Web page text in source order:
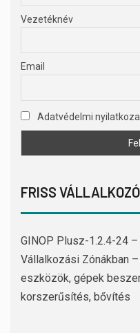
Vezetéknév
Email
Adatvédelmi
FRISS
GINOP Plusz-1.2.4-24
Vállalkozási Zónákban
eszközök, gépek
korszerűsítés, bővítés